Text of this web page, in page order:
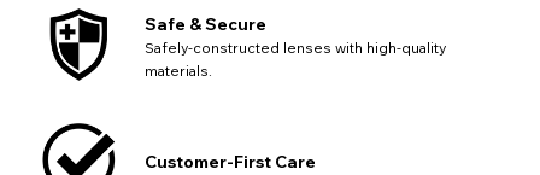
Safe & Secure
Safely-constructed lenses with high-quality
materials.
Customer-First Care